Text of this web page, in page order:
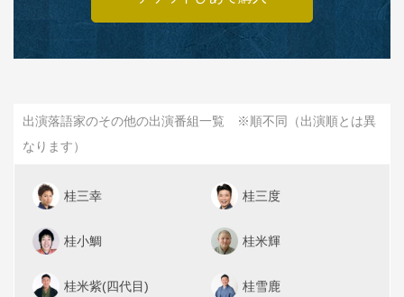
出演落語家のその他の出演番組一覧 ※順不同（出演順とは異
なります）
桂三幸 桂三度
桂小鯛 桂米輝
桂米紫(四代目) 桂雪鹿